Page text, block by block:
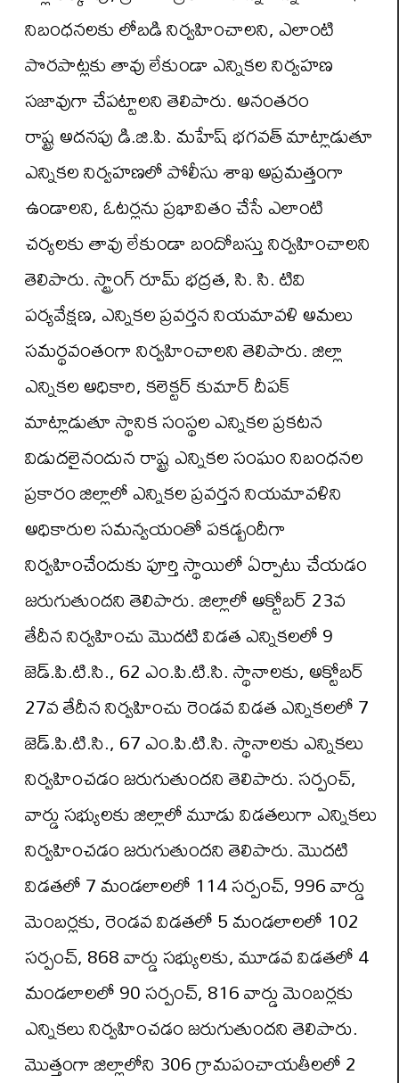
నిబంధనలకు లోబడి నిర్వహించాలని, ఎలాంటి
పొరపాట్లకు తావు లేకుండా ఎన్నికల నిర్వహణ
సజావుగా చేపట్టాలని తెలిపారు. అనంతరం
రాష్ట్ర అదనపు డి.జి.పి. మహేష్ భగవత్ మాట్లాడుతూ
ఎన్నికల నిర్వహణలో పోలీసు శాఖ అప్రమత్తంగా
ఉండాలని, ఓటర్లను ప్రభావితం చేసే ఎలాంటి
చర్యలకు తావు లేకుండా బందోబస్తు నిర్వహించాలని
తెలిపారు. స్ట్రాంగ్ రూమ్ భద్రత, సి. సి. టివి
పర్యవేక్షణ, ఎన్నికల ప్రవర్తన నియమావళి అమలు
సమర్థవంతంగా నిర్వహించాలని తెలిపారు. జిల్లా
ఎన్నికల అధికారి, కలెక్టర్ కుమార్ దీపక్
మాట్లాడుతూ స్థానిక సంస్థల ఎన్నికల ప్రకటన
విడుదలైనందున రాష్ట్ర ఎన్నికల సంఘం నిబంధనల
ప్రకారం జిల్లాలో ఎన్నికల ప్రవర్తన నియమావళిని
అధికారుల సమన్వయంతో పకడ్బందీగా
నిర్వహించేందుకు పూర్తి స్థాయిలో ఏర్పాటు చేయడం
జరుగుతుందని తెలిపారు. జిల్లాలో అక్టోబర్ 23వ
తేదీన నిర్వహించు మొదటి విడత ఎన్నికలలో 9
జెడ్.పి.టి.సి., 62 ఎం.పి.టి.సి. స్థానాలకు, అక్టోబర్
27వ తేదీన నిర్వహించు రెండవ విడత ఎన్నికలలో 7
జెడ్.పి.టి.సి., 67 ఎం.పి.టి.సి. స్థానాలకు ఎన్నికలు
నిర్వహించడం జరుగుతుందని తెలిపారు. సర్పంచ్,
వార్డు సభ్యులకు జిల్లాలో మూడు విడతలుగా ఎన్నికలు
నిర్వహించడం జరుగుతుందని తెలిపారు. మొదటి
విడతలో 7 మండలాలలో 114 సర్పంచ్, 996 వార్డు
మెంబర్లకు, రెండవ విడతలో 5 మండలాలలో 102
సర్పంచ్, 868 వార్డు సభ్యులకు, మూడవ విడతలో 4
మండలాలలో 90 సర్పంచ్, 816 వార్డు మెంబర్లకు
ఎన్నికలు నిర్వహించడం జరుగుతుందని తెలిపారు.
మొత్తంగా జిల్లాలోని 306 గ్రామపంచాయతీలలో 2